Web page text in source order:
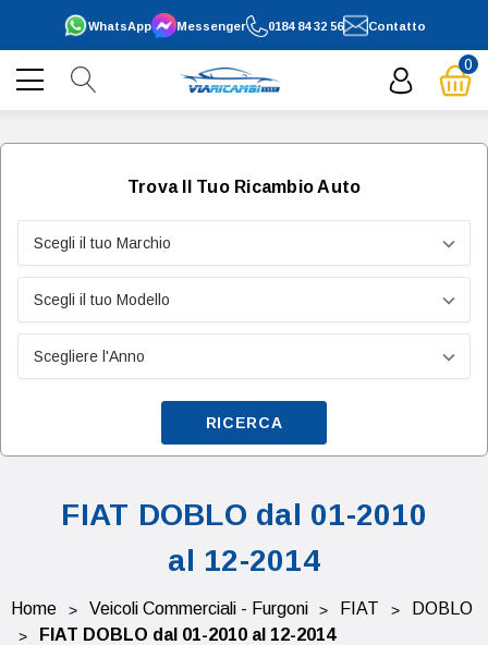
0184 84 32 56
WhatsApp Contatto
Messenger
0
Trova Il Tuo Ricambio Auto
RICERCA
FIAT DOBLO dal 01-2010
al 12-2014
Home Veicoli Commerciali - Furgoni FIAT
DOBLO
FIAT DOBLO dal 01-2010 al 12-2014